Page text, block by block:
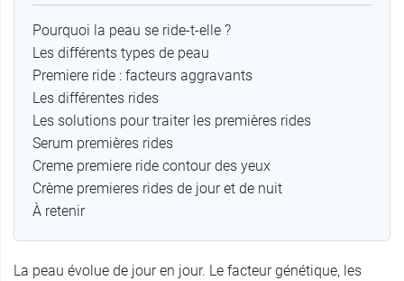
Pourquoi la peau se ride-t-elle ?
Les différents types de peau
Premiere ride : facteurs aggravants
Les différentes rides
Les solutions pour traiter les premières rides
Serum premières rides
Creme premiere ride contour des yeux
Crème premieres rides de jour et de nuit
À retenir
La peau évolue de jour en jour. Le facteur génétique, les